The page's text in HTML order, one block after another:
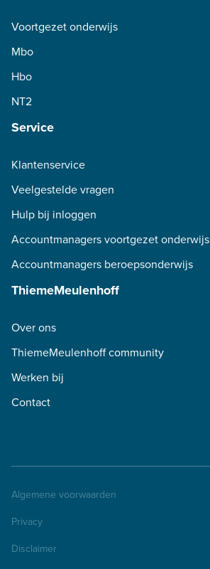
Voortgezet onderwijs
Mbo
Hbo
NT2
Service
Klantenservice
Veelgestelde vragen
Hulp bij inloggen
Accountmanagers voortgezet onderwijs
Accountmanagers beroepsonderwijs
ThiemeMeulenhoff
Over ons
ThiemeMeulenhoff community
Werken bij
Contact
Algemene voorwaarden
Privacy
Disclaimer